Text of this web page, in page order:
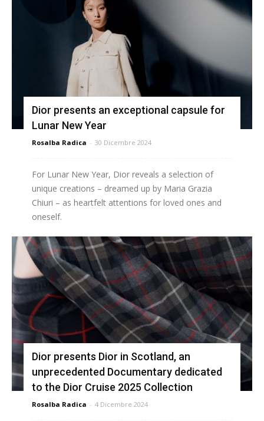
Dior presents an exceptional capsule for
Lunar New Year
Rosalba Radica - 30 Dicembre 2024
For Lunar New Year, Dior reveals a selection of
unique creations – dreamed up by Maria Grazia
Chiuri – as heartfelt attentions for loved ones and
oneself.
Dior presents Dior in Scotland, an
unprecedented Documentary dedicated
to the Dior Cruise 2025 Collection
Rosalba Radica - 4 Dicembre 2024